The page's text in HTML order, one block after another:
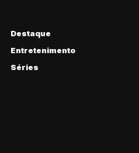
Destaque
Entretenimento
Séries